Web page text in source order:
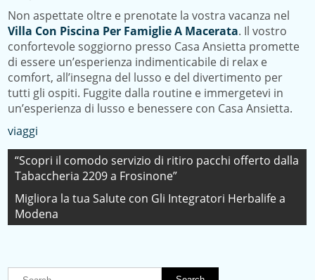
Non aspettate oltre e prenotate la vostra vacanza nel
Villa Con Piscina Per Famiglie A Macerata. Il vostro
confortevole soggiorno presso Casa Ansietta promette
di essere un’esperienza indimenticabile di relax e
comfort, all’insegna del lusso e del divertimento per
tutti gli ospiti. Fuggite dalla routine e immergetevi in
un’esperienza di lusso e benessere con Casa Ansietta.
viaggi
Navigazione
articoli
“Scopri il comodo servizio di ritiro pacchi offerto dalla
Tabaccheria 2209 a Frosinone”
Migliora la tua Salute con Gli Integratori Herbalife a
Modena